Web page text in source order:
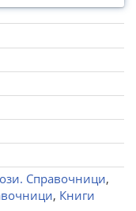
Справочници,
, Книги